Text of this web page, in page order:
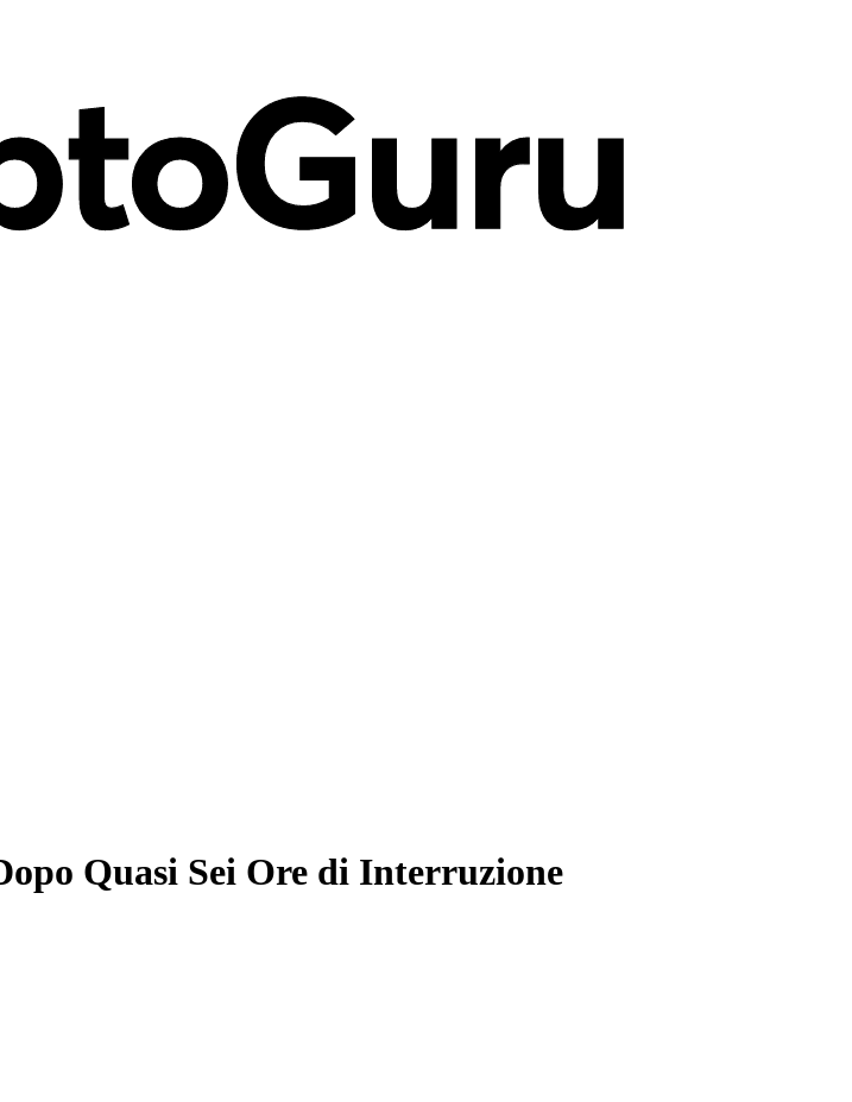
Quasi Sei Ore di Interruzione